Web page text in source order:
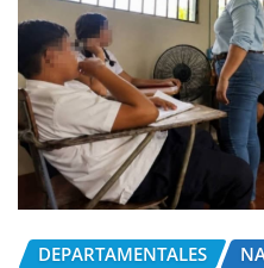
DEPARTAMENTALES